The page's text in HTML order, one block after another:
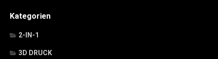
Kategorien
2-IN-1
3D DRUCK